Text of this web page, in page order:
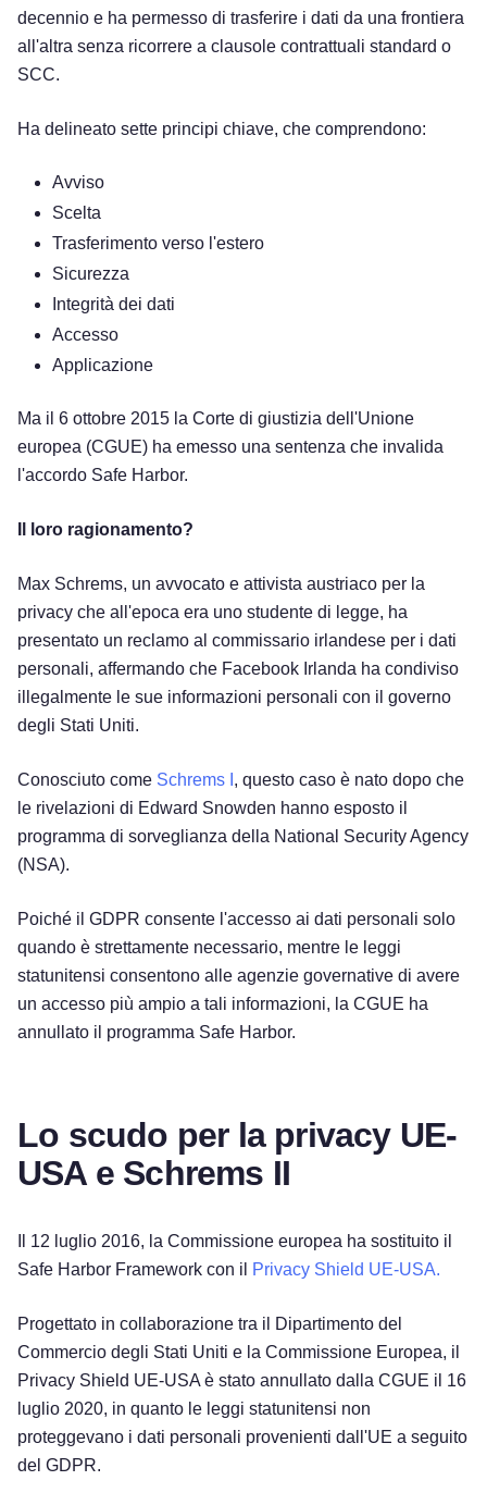
decennio e ha permesso di trasferire i dati da una frontiera
all'altra senza ricorrere a clausole contrattuali standard o
SCC.
Ha delineato sette principi chiave, che comprendono:
Avviso
Scelta
Trasferimento verso l'estero
Sicurezza
Integrità dei dati
Accesso
Applicazione
Ma il 6 ottobre 2015 la Corte di giustizia dell'Unione
europea (CGUE) ha emesso una sentenza che invalida
l'accordo Safe Harbor.
Il loro ragionamento?
Max Schrems, un avvocato e attivista austriaco per la
privacy che all'epoca era uno studente di legge, ha
presentato un reclamo al commissario irlandese per i dati
personali, affermando che Facebook Irlanda ha condiviso
illegalmente le sue informazioni personali con il governo
degli Stati Uniti.
Conosciuto come Schrems I , questo caso è nato dopo che
le rivelazioni di Edward Snowden hanno esposto il
programma di sorveglianza della National Security Agency
(NSA).
Poiché il GDPR consente l'accesso ai dati personali solo
quando è strettamente necessario, mentre le leggi
statunitensi consentono alle agenzie governative di avere
un accesso più ampio a tali informazioni, la CGUE ha
annullato il programma Safe Harbor.
Lo scudo per la privacy UE-
USA e Schrems II
Il 12 luglio 2016, la Commissione europea ha sostituito il
Safe Harbor Framework con il
Privacy Shield UE-USA.
Progettato in collaborazione tra il Dipartimento del
Commercio degli Stati Uniti e la Commissione Europea, il
Privacy Shield UE-USA è stato annullato dalla CGUE il 16
luglio 2020, in quanto le leggi statunitensi non
proteggevano i dati personali provenienti dall'UE a seguito
del GDPR.